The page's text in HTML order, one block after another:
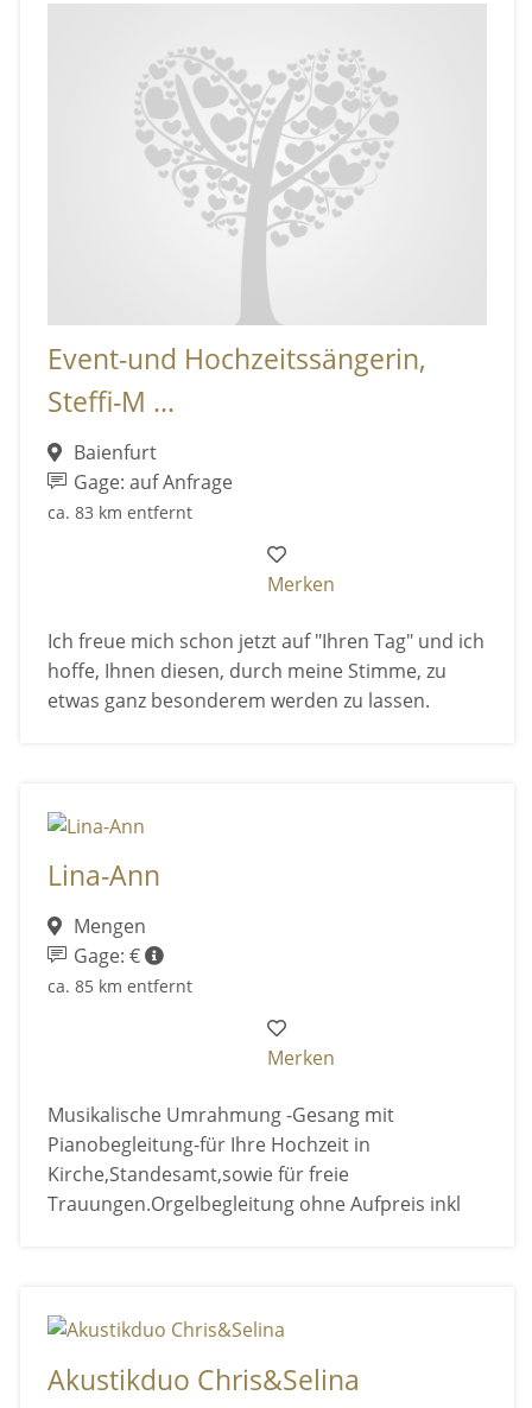
Event-und Hochzeitssängerin,
Steffi-M ...
Baienfurt
Gage: auf Anfrage
ca. 83 km entfernt
Merken
Ich freue mich schon jetzt auf "Ihren Tag" und ich
hoffe, Ihnen diesen, durch meine Stimme, zu
etwas ganz besonderem werden zu lassen.
Lina-Ann
Mengen
Gage: €
ca. 85 km entfernt
Merken
Musikalische Umrahmung -Gesang mit
Pianobegleitung-für Ihre Hochzeit in
Kirche,Standesamt,sowie für freie
Trauungen.Orgelbegleitung ohne Aufpreis inkl
Akustikduo Chris&Selina